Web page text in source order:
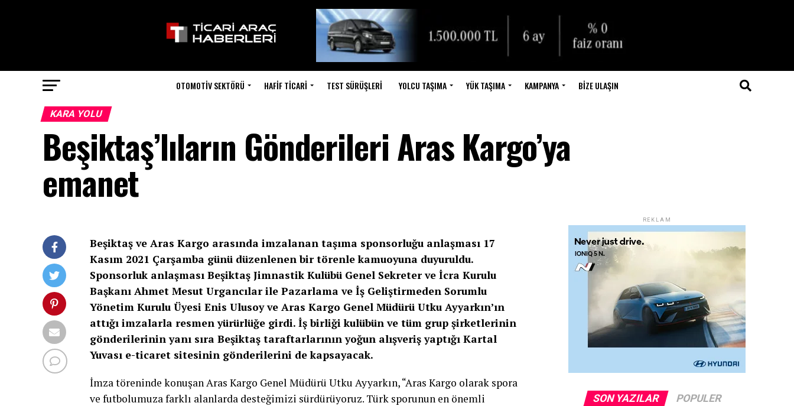
OTOMOTIV SEKTÖRÜ HAFIF TICARI TEST SÜRÜŞLERI YOLCU TAŞIMA YÜK TAŞIMA KAMPANYA BIZE ULAŞIN
KARA YOLU
Beşiktaş’lıların Gönderileri Aras Kargo’ya
emanet
Beşiktaş ve Aras Kargo arasında imzalanan taşıma sponsorluğu anlaşması 17
Kasım 2021 Çarşamba günü düzenlenen bir törenle kamuoyuna duyuruldu.
Sponsorluk anlaşması Beşiktaş Jimnastik Kulübü Genel Sekreter ve İcra Kurulu
Başkanı Ahmet Mesut Urgancılar ile Pazarlama ve İş Geliştirmeden Sorumlu
Yönetim Kurulu Üyesi Enis Ulusoy ve Aras Kargo Genel Müdürü Utku Ayyarkın’ın
attığı imzalarla resmen yürürlüğe girdi. İş birliği kulübün ve tüm grup şirketlerinin
gönderilerinin yanı sıra Beşiktaş taraftarlarının yoğun alışveriş yaptığı Kartal
Yuvası e-ticaret sitesinin gönderilerini de kapsayacak.
İmza töreninde konuşan Aras Kargo Genel Müdürü Utku Ayyarkın, “Aras Kargo olarak spora
ve futbolumuza farklı alanlarda desteğimizi sürdürüyoruz. Türk sporunun en önemli
REKLAM
SON YAZILAR
POPULER